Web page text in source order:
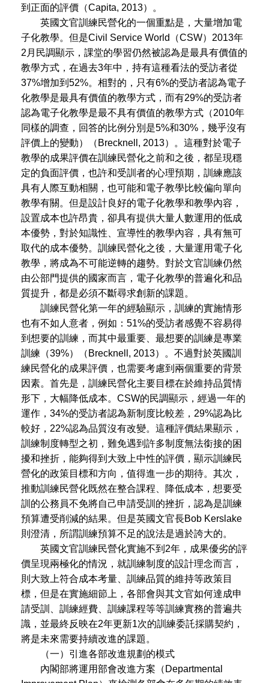
到正面的評價（Capita, 2013）。
英國文官訓練民營化的一個重點是，大量增加電
子化教學。但是Civil Service World（CSW）2013年
2月民調顯示，課堂的學習仍然被認為是最具有價值的
教學方式，在過去3年中，持有這種看法的受訪者從
37%增加到52%。相對的，只有6%的受訪者認為電子
化教學是最具有價值的教學方式，而有29%的受訪者
認為電子化教學是最不具有價值的教學方式（2010年
同樣的調查，回答的比例分別是5%和30%，幾乎沒有
評價上的變動）（Brecknell, 2013）。這種對於電子
教學的成果評價在訓練民營化之前和之後，都呈現穩
定的負面評價，也許和受訓者的心理預期，訓練應該
具有人際互動相關，也可能和電子教學比較偏向單向
教學有關。但是設計良好的電子化教學和教學內容，
設置成本也許昂貴，卻具有提供大量人數運用的低成
本優勢，對於知識性、宣導性的教學內容，具有無可
取代的成本優勢。訓練民營化之後，大量運用電子化
教學，將成為不可能逆轉的趨勢。對於文官訓練仍然
由公部門提供的國家而言，電子化教學的普遍化和品
質提升，都是必須不斷尋求創新的課題。
訓練民營化第一年的經驗顯示，訓練的實施情形
也有不如人意者，例如：51%的受訪者感覺不容易得
到想要的訓練，而其中最重要、最想要的訓練是專業
訓練（39%）（Brecknell, 2013）。不過對於英國訓
練民營化的成果評價，也需要考慮到兩個重要的背景
因素。首先是，訓練民營化主要目標在於維持品質情
形下，大幅降低成本。CSW的民調顯示，經過一年的
運作，34%的受訪者認為新制度比較差，29%認為比
較好，22%認為品質沒有改變。這種評價結果顯示，
訓練制度轉型之初，難免遇到許多制度無法銜接的困
擾和挫折，能夠得到大致上中性的評價，顯示訓練民
營化的政策目標和方向，值得進一步的期待。其次，
推動訓練民營化既然在整合課程、降低成本，想要受
訓的公務員不免將自己申請受訓的挫折，認為是訓練
預算遭受削減的結果。但是英國文官長Bob Kerslake
則澄清，所謂訓練預算不足的說法是過於誇大的。
英國文官訓練民營化實施不到2年，成果優劣的評
價呈現兩極化的情況，就訓練制度的設計理念而言，
則大致上符合成本考量、訓練品質的維持等政策目
標，但是在實施細節上，各部會與其文官如何達成申
請受訓、訓練經費、訓練課程等等訓練實務的普遍共
識，並最終反映在2年更新1次的訓練委託採購契約，
將是未來需要持續改進的課題。
（一）引進各部改進規劃的模式
內閣部將運用部會改進方案（Departmental